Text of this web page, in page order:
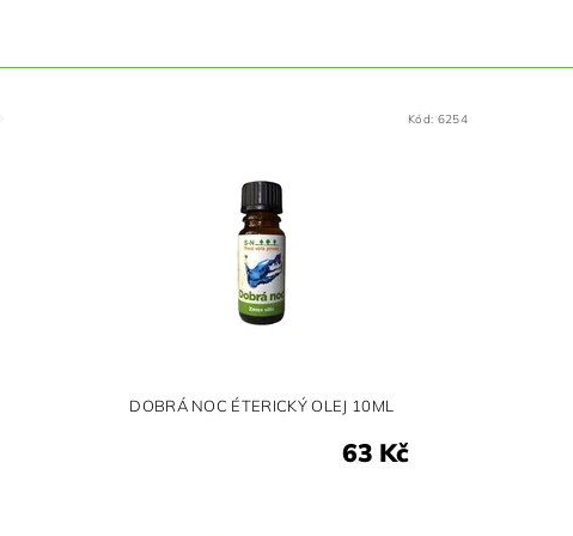
Kód: 6254
DOBRÁ NOC ÉTERICKÝ OLEJ 10ML
63 Kč